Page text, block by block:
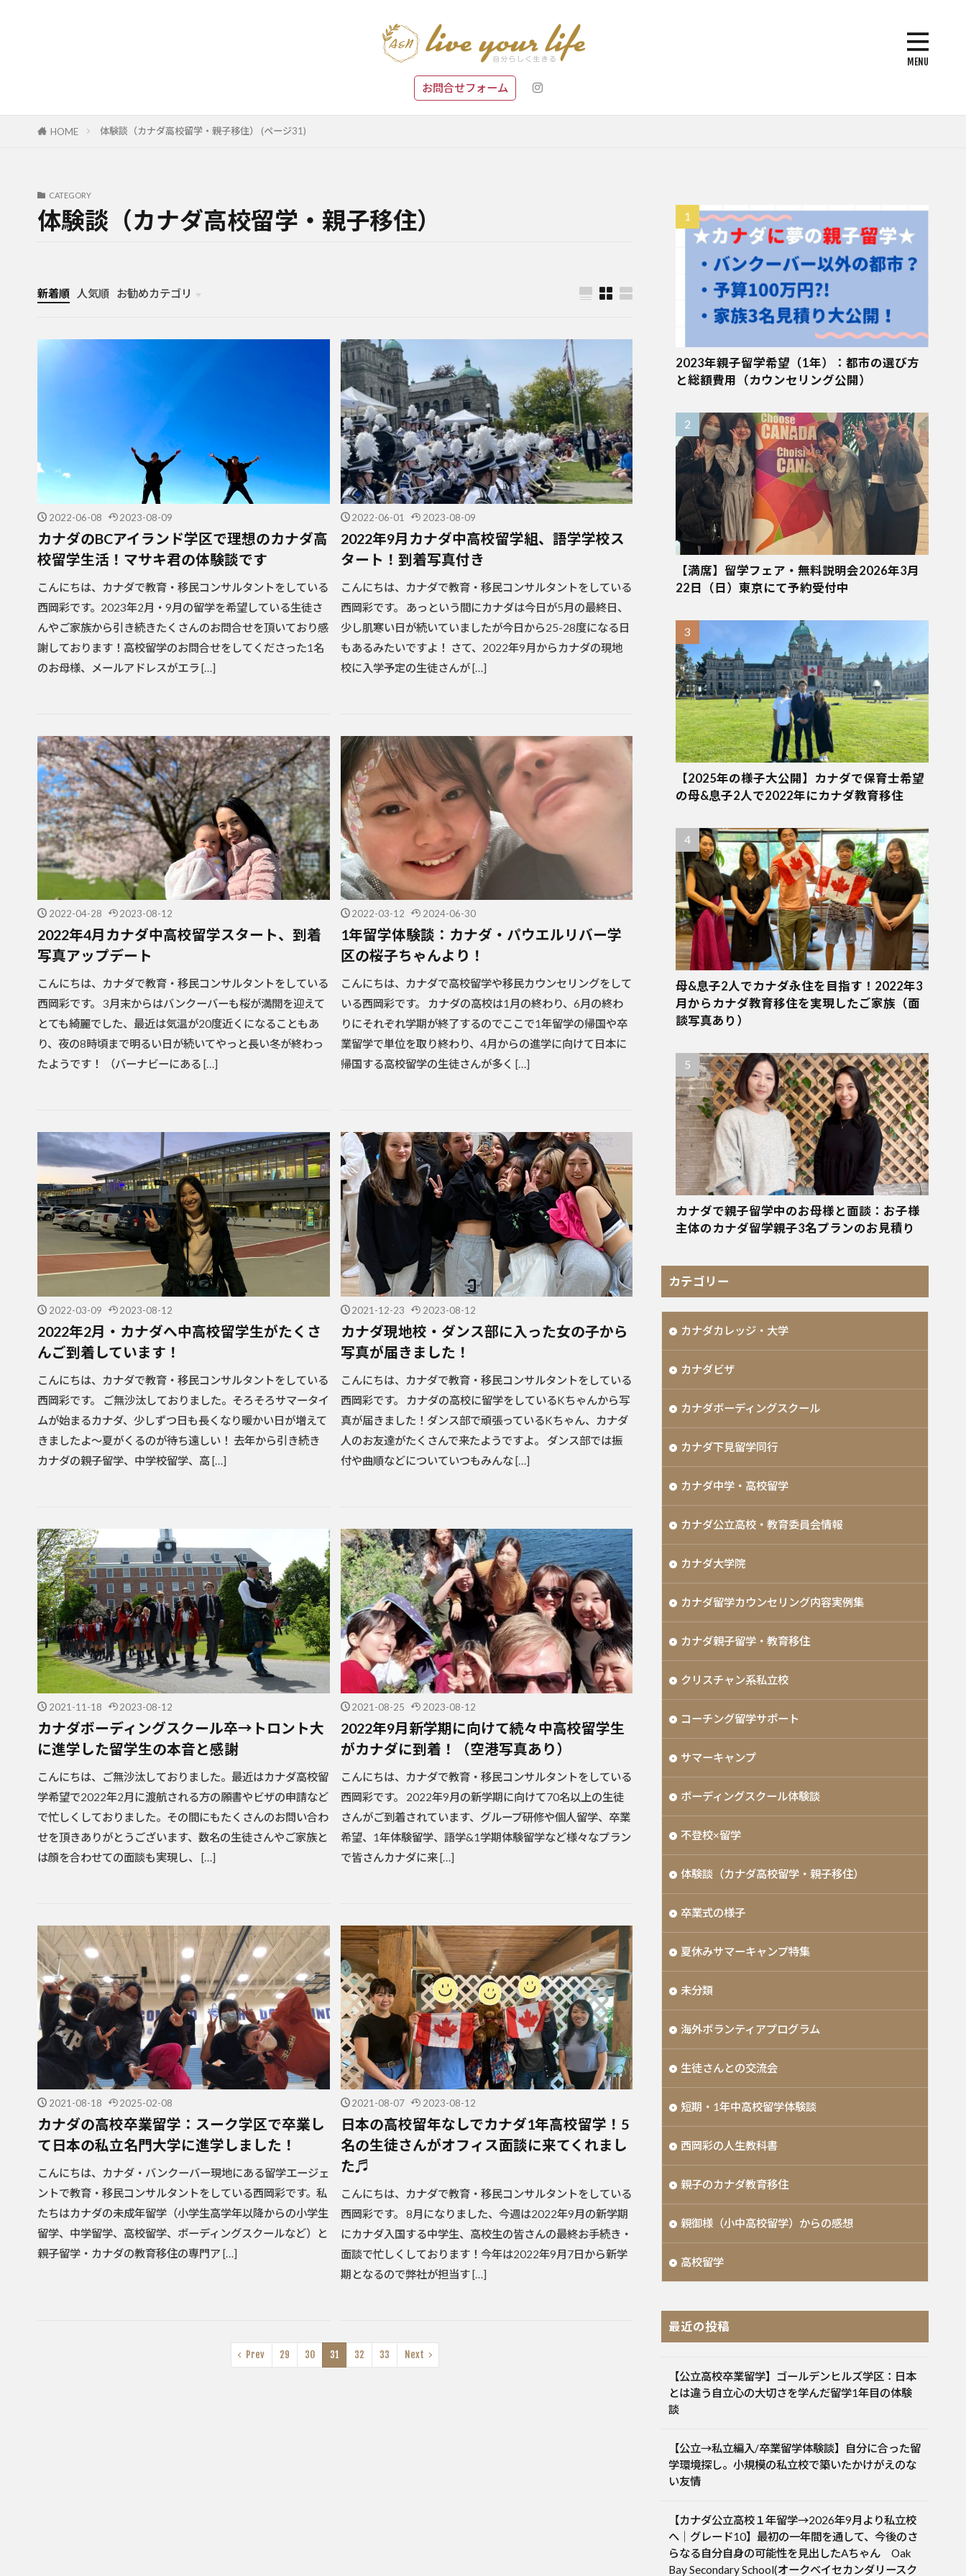
お問合せフォーム
HOME 体験談（カナダ高校留学・親子移住） (ページ31)
CATEGORY
体験談（カナダ高校留学・親子移住）
新着順 人気順
お勧めカテゴリ
カナダ中学・高校留学
カナダ親子留学・教育移住
体験談（カナダ高校留学・親子移住）
カナダ留学カウンセリング内容実例集
2022-06-08 2023-08-09
カナダのBCアイランド学区で理想のカナダ高
校留学生活！マサキ君の体験談です
こんにちは、カナダで教育・移民コンサルタントをしている
西岡彩です。2023年2月・9月の留学を希望している生徒さ
んやご家族から引き続きたくさんのお問合せを頂いており感
謝しております！高校留学のお問合せをしてくださった1名
のお母様、メールアドレスがエラ […]
2022-06-01 2023-08-09
2022年9月カナダ中高校留学組、語学学校ス
タート！到着写真付き
こんにちは、カナダで教育・移民コンサルタントをしている
西岡彩です。 あっという間にカナダは今日が5月の最終日、
少し肌寒い日が続いていましたが今日から25-28度になる日
もあるみたいですよ！ さて、2022年9月からカナダの現地
校に入学予定の生徒さんが […]
2022-04-28 2023-08-12
2022年4月カナダ中高校留学スタート、到着
写真アップデート
こんにちは、カナダで教育・移民コンサルタントをしている
西岡彩です。 3月末からはバンクーバーも桜が満開を迎えて
とても綺麗でした、最近は気温が20度近くになることもあ
り、夜の8時頃まで明るい日が続いてやっと長い冬が終わっ
たようです！ （バーナビーにある […]
2022-03-12 2024-06-30
1年留学体験談：カナダ・パウエルリバー学
区の桜子ちゃんより！
こんにちは、カナダで高校留学や移民カウンセリングをして
いる西岡彩です。 カナダの高校は1月の終わり、6月の終わ
りにそれぞれ学期が終了するのでここで1年留学の帰国や卒
業留学で単位を取り終わり、4月からの進学に向けて日本に
帰国する高校留学の生徒さんが多く […]
2022-03-09 2023-08-12
2022年2月・カナダへ中高校留学生がたくさ
んご到着しています！
こんにちは、カナダで教育・移民コンサルタントをしている
西岡彩です。 ご無沙汰しておりました。そろそろサマータイ
ムが始まるカナダ、少しずつ日も長くなり暖かい日が増えて
きましたよ～夏がくるのが待ち遠しい！ 去年から引き続き
カナダの親子留学、中学校留学、高 […]
2021-12-23 2023-08-12
カナダ現地校・ダンス部に入った女の子から
写真が届きました！
こんにちは、カナダで教育・移民コンサルタントをしている
西岡彩です。 カナダの高校に留学をしているKちゃんから写
真が届きました！ダンス部で頑張っているKちゃん、カナダ
人のお友達がたくさんで来たようですよ。 ダンス部では振
付や曲順などについていつもみんな […]
2021-11-18 2023-08-12
カナダボーディングスクール卒→トロント大
に進学した留学生の本音と感謝
こんにちは、ご無沙汰しておりました。最近はカナダ高校留
学希望で2022年2月に渡航される方の願書やビザの申請など
で忙しくしておりました。その間にもたくさんのお問い合わ
せを頂きありがとうございます、数名の生徒さんやご家族と
は顔を合わせての面談も実現し、 […]
2021-08-25 2023-08-12
2022年9月新学期に向けて続々中高校留学生
がカナダに到着！（空港写真あり）
こんにちは、カナダで教育・移民コンサルタントをしている
西岡彩です。 2022年9月の新学期に向けて70名以上の生徒
さんがご到着されています、グループ研修や個人留学、卒業
希望、1年体験留学、語学&1学期体験留学など様々なプラン
で皆さんカナダに来 […]
2021-08-18 2025-02-08
カナダの高校卒業留学：スーク学区で卒業し
て日本の私立名門大学に進学しました！
こんにちは、カナダ・バンクーバー現地にある留学エージェ
ントで教育・移民コンサルタントをしている西岡彩です。私
たちはカナダの未成年留学（小学生高学年以降からの小学生
留学、中学留学、高校留学、ボーディングスクールなど）と
親子留学・カナダの教育移住の専門ア […]
2021-08-07 2023-08-12
日本の高校留年なしでカナダ1年高校留学！5
名の生徒さんがオフィス面談に来てくれまし
た♬
こんにちは、カナダで教育・移民コンサルタントをしている
西岡彩です。 8月になりました、今週は2022年9月の新学期
にカナダ入国する中学生、高校生の皆さんの最終お手続き・
面談で忙しくしております！今年は2022年9月7日から新学
期となるので弊社が担当す […]
Prev 29 30 31 32 33 Next
2023年親子留学希望（1年）：都市の選び方
と総額費用（カウンセリング公開）
【満席】留学フェア・無料説明会2026年3月
22日（日）東京にて予約受付中
【2025年の様子大公開】カナダで保育士希望
の母&息子2人で2022年にカナダ教育移住
母&息子2人でカナダ永住を目指す！2022年3
月からカナダ教育移住を実現したご家族（面
談写真あり）
カナダで親子留学中のお母様と面談：お子様
主体のカナダ留学親子3名プランのお見積り
カテゴリー
カナダカレッジ・大学
カナダビザ
カナダボーディングスクール
カナダ下見留学同行
カナダ中学・高校留学
カナダ公立高校・教育委員会情報
カナダ大学院
カナダ留学カウンセリング内容実例集
カナダ親子留学・教育移住
クリスチャン系私立校
コーチング留学サポート
サマーキャンプ
ボーディングスクール体験談
不登校×留学
体験談（カナダ高校留学・親子移住）
卒業式の様子
夏休みサマーキャンプ特集
未分類
海外ボランティアプログラム
生徒さんとの交流会
短期・1年中高校留学体験談
西岡彩の人生教科書
親子のカナダ教育移住
親御様（小中高校留学）からの感想
高校留学
最近の投稿
【公立高校卒業留学】ゴールデンヒルズ学区：日本
とは違う自立心の大切さを学んだ留学1年目の体験
談
【公立→私立編入/卒業留学体験談】自分に合った留
学環境探し。小規模の私立校で築いたかけがえのな
い友情
【カナダ公立高校１年留学→2026年9月より私立校
へ｜グレード10】最初の一年間を通して、今後のさ
らなる自分自身の可能性を見出したAちゃん Oak
Bay Secondary School(オークベイセカンダリースク